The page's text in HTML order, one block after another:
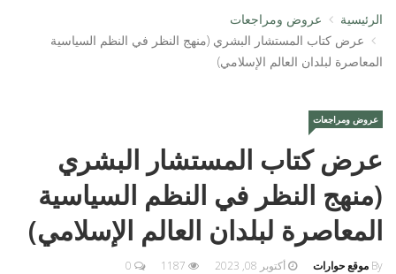
الرئيسية
عروض ومراجعات
عرض كتاب المستشار البشري (منهج النظر في النظم السياسية
المعاصرة لبلدان العالم الإسلامي)
عروض ومراجعات
عرض كتاب المستشار البشري
(منهج النظر في النظم السياسية
المعاصرة لبلدان العالم الإسلامي)
By موقع حوارات أكتوبر 08, 2023
0